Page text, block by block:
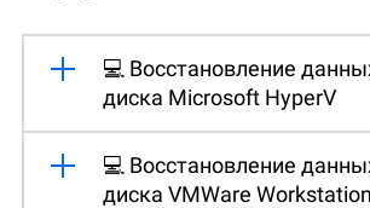
💻 Восстановление
диска Microsoft HyperV
💻 Восстановление
диска VMWare Workstation